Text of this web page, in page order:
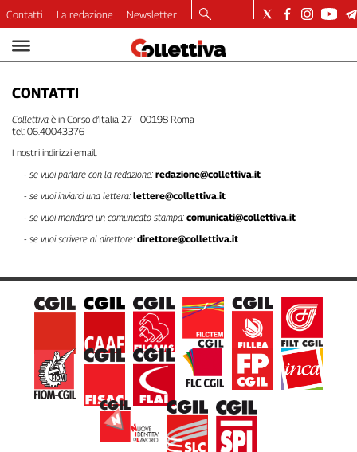
Video
Dirette
Longform
Copertine
Economia
Lavoro
Ambiente
Diritti
Welfare
Internazionale
Culture
Filcams
Filctem
Contatti La redazione Newsletter
CONTATTI
Collettiva è in Corso d’Italia 27 - 00198 Roma
tel: 06.40043376
I nostri indirizzi email:
- se vuoi parlare con la redazione: redazione@collettiva.it
- se vuoi inviarci una lettera: lettere@collettiva.it
- se vuoi mandarci un comunicato stampa: comunicati@collettiva.it
- se vuoi scrivere al direttore: direttore@collettiva.it